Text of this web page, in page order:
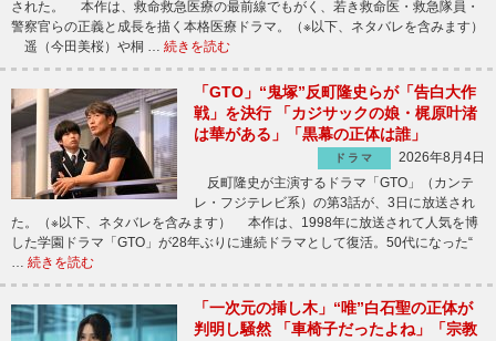
された。 本作は、救命救急医療の最前線でもがく、若き救命医・救急隊員・
警察官らの正義と成長を描く本格医療ドラマ。（※以下、ネタバレを含みます）
遥（今田美桜）や桐 … 続きを読む
「GTO」“鬼塚”反町隆史らが「告白大作
戦」を決行 「カジサックの娘・梶原叶渚
は華がある」「黒幕の正体は誰」
ドラマ
2026年8月4日
反町隆史が主演するドラマ「GTO」（カンテ
レ・フジテレビ系）の第3話が、3日に放送され
た。（※以下、ネタバレを含みます） 本作は、1998年に放送されて人気を博
した学園ドラマ「GTO」が28年ぶりに連続ドラマとして復活。50代になった“
… 続きを読む
「一次元の挿し木」“唯”白石聖の正体が
判明し騒然 「車椅子だったよね」「宗教